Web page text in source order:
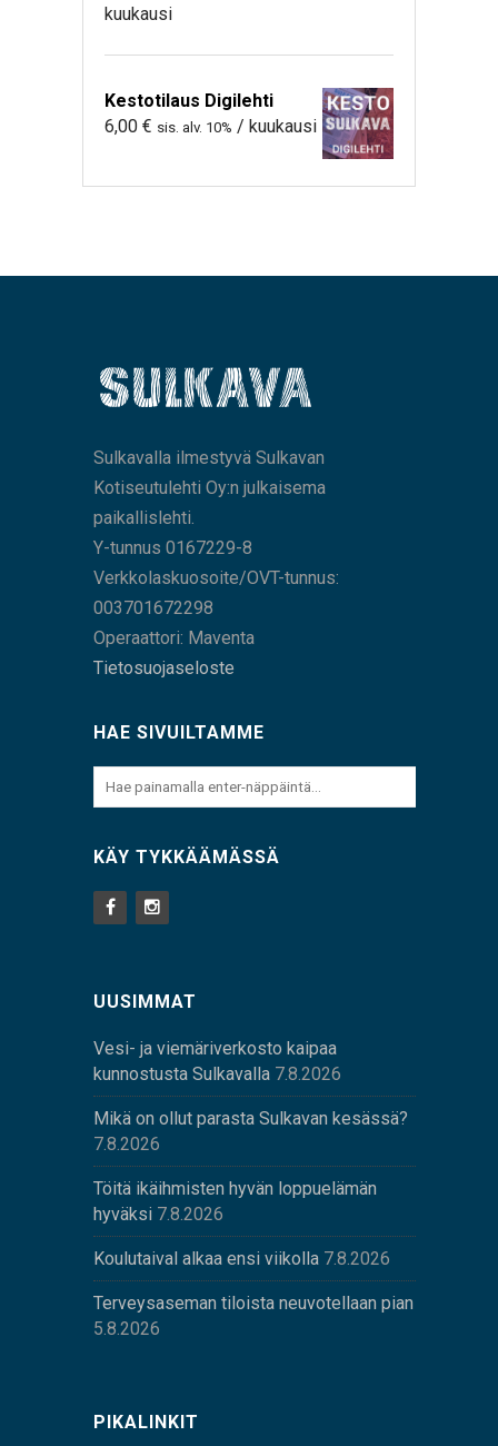
kuukausi
Kestotilaus Digilehti
6,00 € sis. alv. 10% / kuukausi
Sulkavalla ilmestyvä Sulkavan
Kotiseutulehti Oy:n julkaisema
paikallislehti.
Y-tunnus 0167229-8
Verkkolaskuosoite/OVT-tunnus:
003701672298
Operaattori: Maventa
Tietosuojaseloste
HAE SIVUILTAMME
KÄY TYKKÄÄMÄSSÄ
UUSIMMAT
Vesi- ja viemäriverkosto kaipaa
kunnostusta Sulkavalla 7.8.2026
Mikä on ollut parasta Sulkavan kesässä?
7.8.2026
Töitä ikäihmisten hyvän loppuelämän
hyväksi 7.8.2026
Koulutaival alkaa ensi viikolla 7.8.2026
Terveysaseman tiloista neuvotellaan pian
5.8.2026
PIKALINKIT